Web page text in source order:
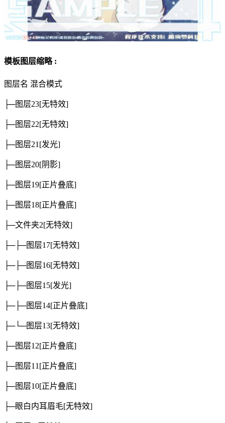
模板图层缩略 :
图层名 混合模式
├─图层23[无特效]
├─图层22[无特效]
├─图层21 [发光]
├─图层20[阴影]
├─图层19[正片叠底]
├─图层18[正片叠底]
├─文件夹2[无特效]
├─├─图层17[无特效]
├─├─图层16[无特效]
├─├─图层15[发光]
├─├─图层14[正片叠底]
├─└─图层13[无特效]
├─图层12[正片叠底]
├─图层11 [正片叠底]
├─图层10[正片叠底]
├─眼白内耳眉毛[无特效]